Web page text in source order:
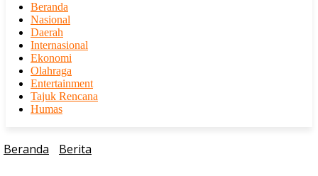
Beranda
Nasional
Daerah
Internasional
Ekonomi
Olahraga
Entertainment
Tajuk Rencana
Humas
Beranda Berita